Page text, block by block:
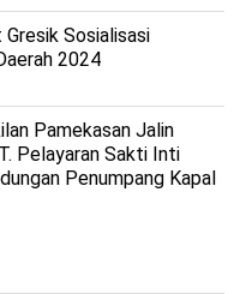
Sosialisasi
2024
Pamekasan Jalin
Pelayaran Sakti Inti
Penumpang Kapal